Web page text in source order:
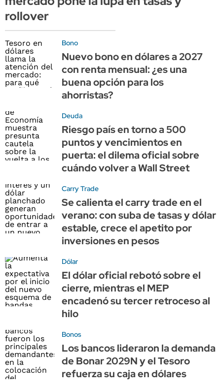
rollover
Bono
Nuevo bono en dólares a 2027
con renta mensual: ¿es una
buena opción para los
ahorristas?
Deuda
Riesgo país en torno a 500
puntos y vencimientos en
puerta: el dilema oficial sobre
cuándo volver a Wall Street
Carry Trade
Se calienta el carry trade en el
verano: con suba de tasas y dólar
estable, crece el apetito por
inversiones en pesos
Dólar
El dólar oficial rebotó sobre el
cierre, mientras el MEP
encadenó su tercer retroceso al
hilo
Bonos
Los bancos lideraron la demanda
de Bonar 2029N y el Tesoro
refuerza su caja en dólares